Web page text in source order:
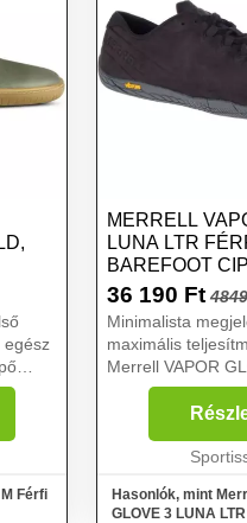
egész
Férfi
MERRELL
LUNA LTR
BAREFOOT
MÉRET 43
36 190 Ft
Minimalista
maximális
Merrell VAPOR
LTR férfi barefoot
minőségű, puha
felsőrésszel és
talppal
Hasonlók, mint
GLOVE 3 LUNA